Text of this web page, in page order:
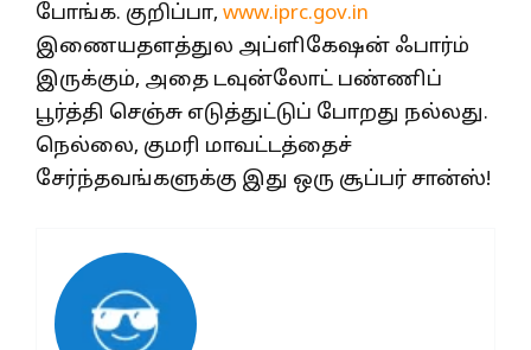
போங்க. குறிப்பா, www.iprc.gov.in
இணையதளத்துல அப்ளிகேஷன் ஃபார்ம்
இருக்கும், அதை டவுன்லோட் பண்ணிப்
பூர்த்தி செஞ்சு எடுத்துட்டுப் போறது நல்லது.
நெல்லை, குமரி மாவட்டத்தைச்
சேர்ந்தவங்களுக்கு இது ஒரு சூப்பர் சான்ஸ்!